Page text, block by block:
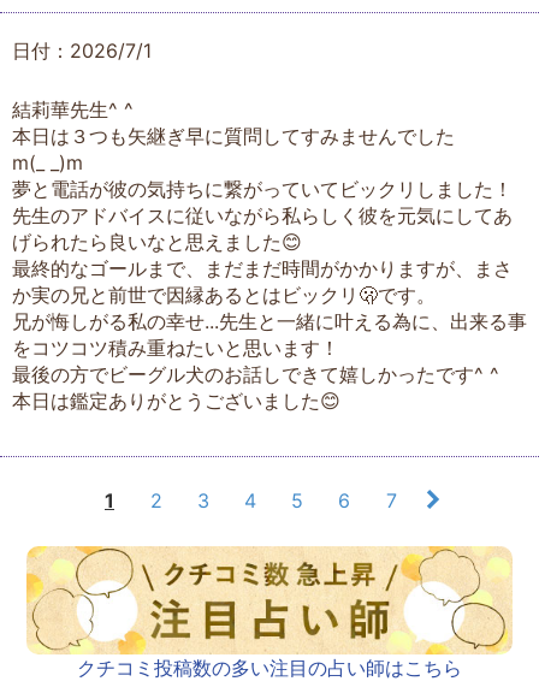
日付：2026/7/1
結莉華先生^ ^
本日は３つも矢継ぎ早に質問してすみませんでした
m(_ _)m
夢と電話が彼の気持ちに繋がっていてビックリしました！
先生のアドバイスに従いながら私らしく彼を元気にしてあ
げられたら良いなと思えました😊
最終的なゴールまで、まだまだ時間がかかりますが、まさ
か実の兄と前世で因縁あるとはビックリ🫢です。
兄が悔しがる私の幸せ...先生と一緒に叶える為に、出来る事
をコツコツ積み重ねたいと思います！
最後の方でビーグル犬のお話しできて嬉しかったです^ ^
本日は鑑定ありがとうございました😊
1 2 3 4 5 6 7
クチコミ投稿数の多い注目の占い師はこちら